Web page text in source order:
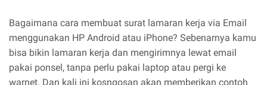
Bagaimana cara membuat surat lamaran kerja via Email
menggunakan HP Android atau iPhone? Sebenarnya kamu
bisa bikin lamaran kerja dan mengirimnya lewat email
pakai ponsel, tanpa perlu pakai laptop atau pergi ke
warnet. Dan kali ini kosngosan akan memberikan contoh